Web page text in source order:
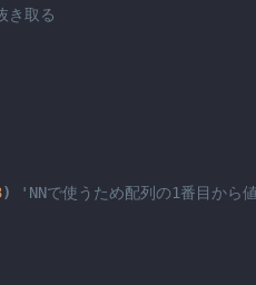
き取る
) 'NNで使うため配列の1番目から